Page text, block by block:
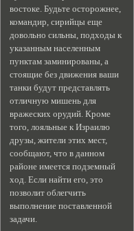
востоке. Будьте осторожнее,
командир, сирийцы еще
довольно сильны, подходы к
указанным населенным
пунктам заминированы, а
стоящие без движения ваши
танки будут представлять
отличную мишень для
вражеских орудий. Кроме
того, лояльные к Израилю
друзы, жители этих мест,
сообщают, что в данном
районе имеется подземный
ход. Если найти его, это
позволит облегчить
выполнение поставленной
задачи.